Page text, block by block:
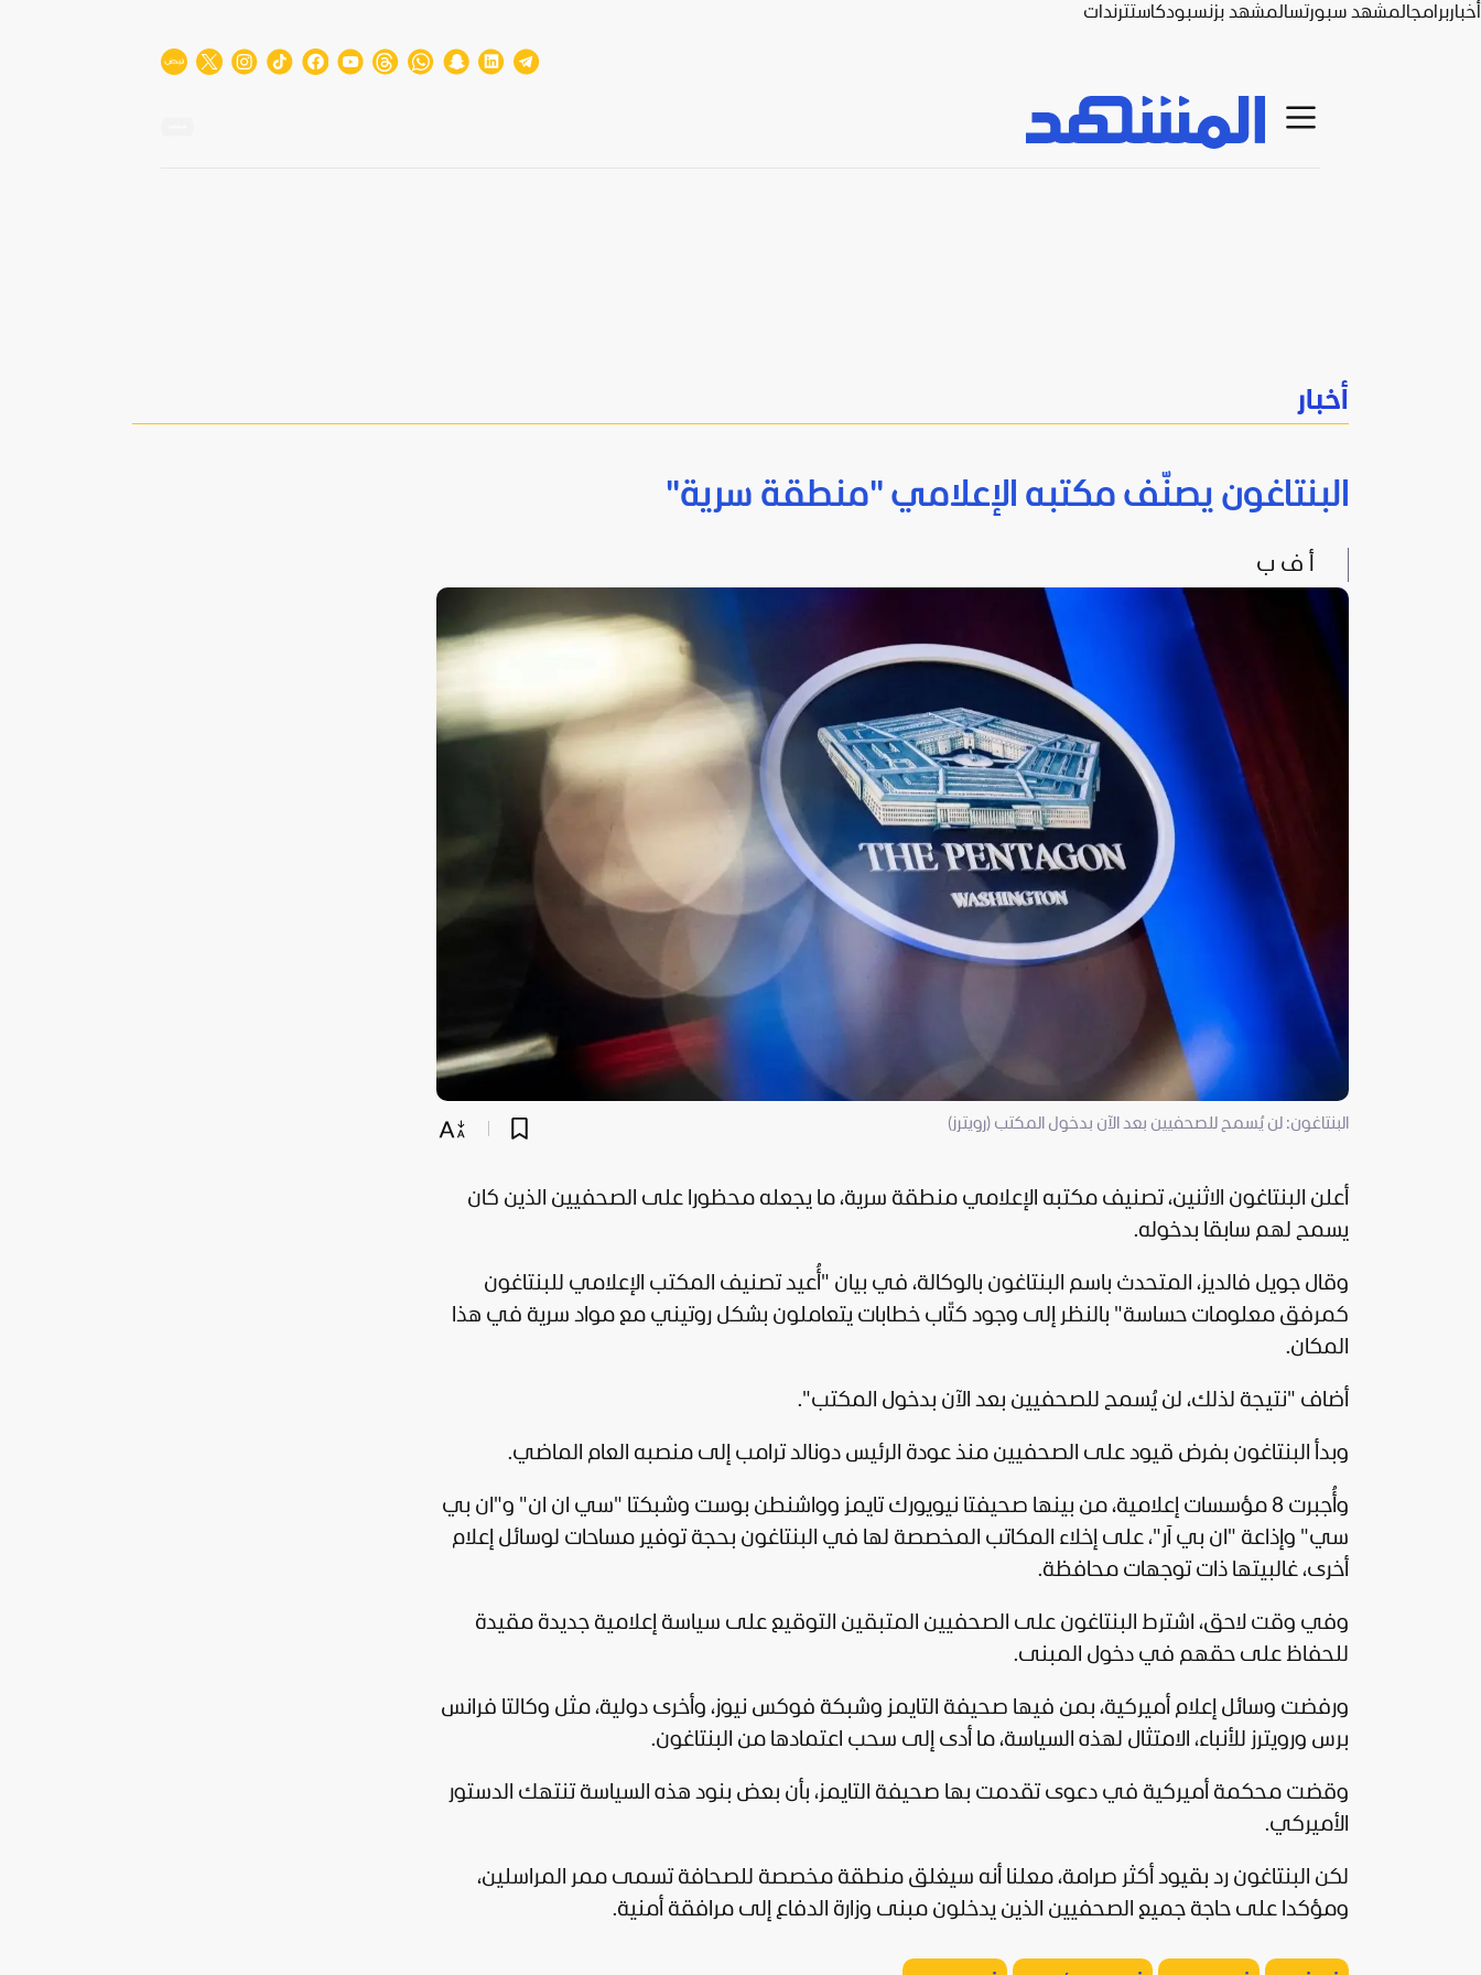
أخباربرامجالمشهد سبورتسالمشهد بزنسبودكاستترندات
أخبار
البنتاغون يصنّف مكتبه الإعلامي "منطقة سرية"
أ ف ب
البنتاغون: لن يُسمح للصحفيين بعد الآن بدخول المكتب (رويترز)
أعلن البنتاغون الاثنين، تصنيف مكتبه الإعلامي منطقة سرية، ما يجعله محظورا على الصحفيين الذين كان
يسمح لهم سابقا بدخوله.
وقال جويل فالديز، المتحدث باسم البنتاغون بالوكالة، في بيان "أُعيد تصنيف المكتب الإعلامي للبنتاغون
كمرفق معلومات حساسة" بالنظر إلى وجود كتّاب خطابات يتعاملون بشكل روتيني مع مواد سرية في هذا
المكان.
أضاف "نتيجة لذلك، لن يُسمح للصحفيين بعد الآن بدخول المكتب".
وبدأ البنتاغون بفرض قيود على الصحفيين منذ عودة الرئيس دونالد ترامب إلى منصبه العام الماضي.
وأُجبرت 8 مؤسسات إعلامية، من بينها صحيفتا نيويورك تايمز وواشنطن بوست وشبكتا "سي ان ان" و"ان بي
سي" وإذاعة "ان بي آر"، على إخلاء المكاتب المخصصة لها في البنتاغون بحجة توفير مساحات لوسائل إعلام
أخرى، غالبيتها ذات توجهات محافظة.
وفي وقت لاحق، اشترط البنتاغون على الصحفيين المتبقين التوقيع على سياسة إعلامية جديدة مقيدة
للحفاظ على حقهم في دخول المبنى.
ورفضت وسائل إعلام أميركية، بمن فيها صحيفة التايمز وشبكة فوكس نيوز، وأخرى دولية، مثل وكالتا فرانس
برس ورويترز للأنباء، الامتثال لهذه السياسة، ما أدى إلى سحب اعتمادها من البنتاغون.
وقضت محكمة أميركية في دعوى تقدمت بها صحيفة التايمز، بأن بعض بنود هذه السياسة تنتهك الدستور
الأميركي.
لكن البنتاغون رد بقيود أكثر صرامة، معلنا أنه سيغلق منطقة مخصصة للصحافة تسمى ممر المراسلين،
ومؤكدا على حاجة جميع الصحفيين الذين يدخلون مبنى وزارة الدفاع إلى مرافقة أمنية.